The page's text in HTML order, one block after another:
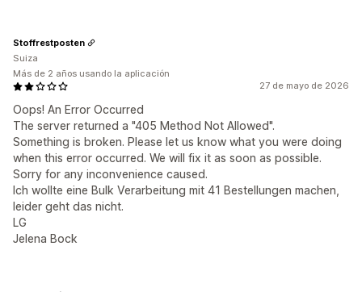
27 de mayo de 2026
Oops! An Error Occurred
The server returned a "405 Method Not Allowed".
Something is broken. Please let us know what you were doing
when this error occurred. We will fix it as soon as possible.
Sorry for any inconvenience caused.
Ich wollte eine Bulk Verarbeitung mit 41 Bestellungen machen,
leider geht das nicht.
LG
Jelena Bock
Stoffrestposten
Suiza
Más de 2 años usando la aplicación